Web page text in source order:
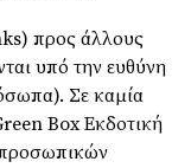
προς άλλους
υπό την ευθύνη
Σε καμία
Box Εκδοτική